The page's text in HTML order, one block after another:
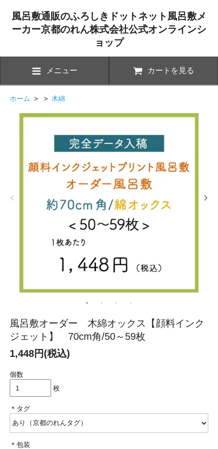
風呂敷通販のふろしきドットネット風呂敷メ
ーカー京都のれん株式会社公式オンラインシ
ョップ
メニュー カートを見る
ホーム > > 木綿
風呂敷オーダー 木綿オックス【顔料インク
ジェット】 70cm角/50～59枚
1,448円(税込)
個数
枚
＊タグ
＊包装